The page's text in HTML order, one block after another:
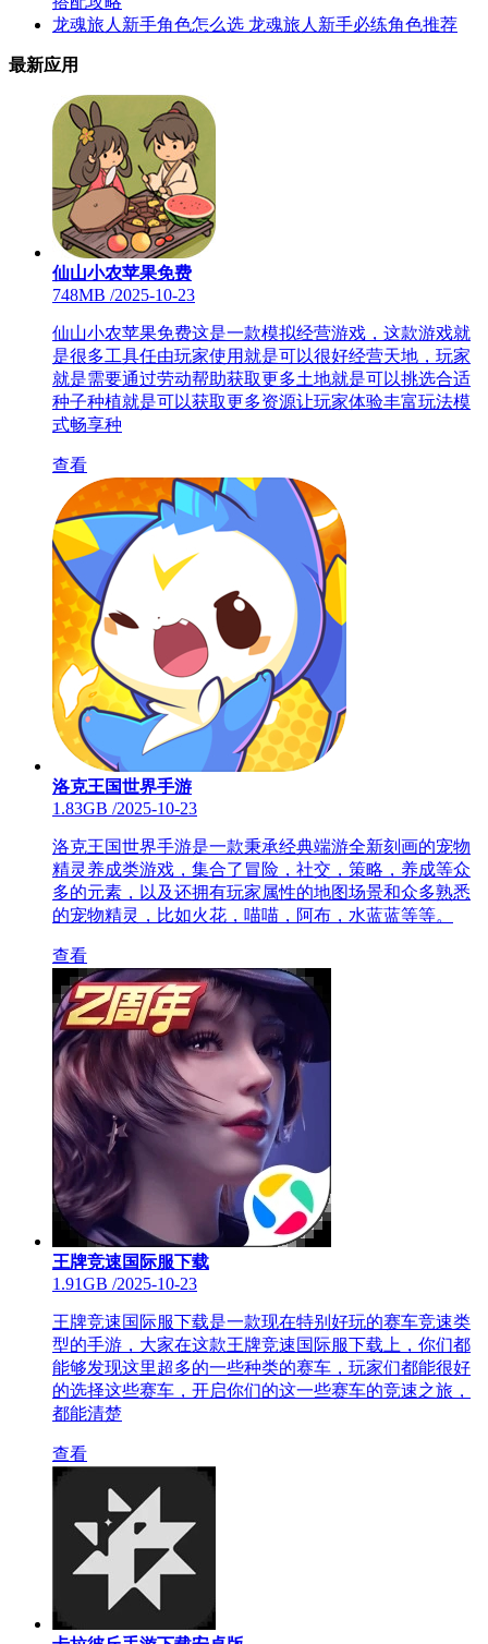
龙魂旅人新手角色怎么选 龙魂旅人新手必练角色推荐
最新应用
仙山小农苹果免费
748MB /2025-10-23
仙山小农苹果免费这是一款模拟经营游戏，这款游戏就
是很多工具任由玩家使用就是可以很好经营天地，玩家
就是需要通过劳动帮助获取更多土地就是可以挑选合适
种子种植就是可以获取更多资源让玩家体验丰富玩法模
式畅享种
查看
洛克王国世界手游
1.83GB /2025-10-23
洛克王国世界手游是一款秉承经典端游全新刻画的宠物
精灵养成类游戏，集合了冒险，社交，策略，养成等众
多的元素，以及还拥有玩家属性的地图场景和众多熟悉
的宠物精灵，比如火花，喵喵，阿布，水蓝蓝等等。
查看
王牌竞速国际服下载
1.91GB /2025-10-23
王牌竞速国际服下载是一款现在特别好玩的赛车竞速类
型的手游，大家在这款王牌竞速国际服下载上，你们都
能够发现这里超多的一些种类的赛车，玩家们都能很好
的选择这些赛车，开启你们的这一些赛车的竞速之旅，
都能清楚
查看